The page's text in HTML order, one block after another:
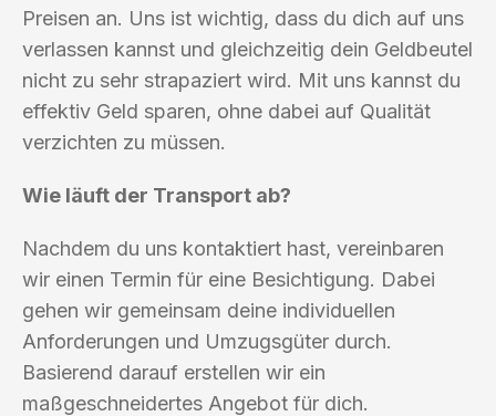
Preisen an. Uns ist wichtig, dass du dich auf uns
verlassen kannst und gleichzeitig dein Geldbeutel
nicht zu sehr strapaziert wird. Mit uns kannst du
effektiv Geld sparen, ohne dabei auf Qualität
verzichten zu müssen.
Wie läuft der Transport ab?
Nachdem du uns kontaktiert hast, vereinbaren
wir einen Termin für eine Besichtigung. Dabei
gehen wir gemeinsam deine individuellen
Anforderungen und Umzugsgüter durch.
Basierend darauf erstellen wir ein
maßgeschneidertes Angebot für dich.